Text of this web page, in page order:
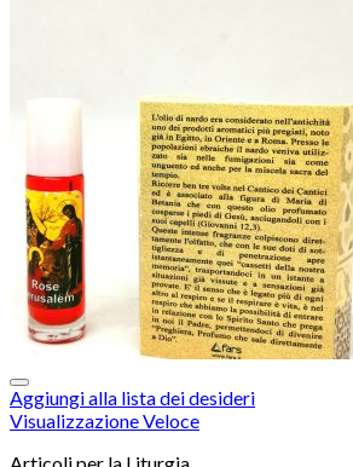
Aggiungi alla lista dei desideri
Visualizzazione Veloce